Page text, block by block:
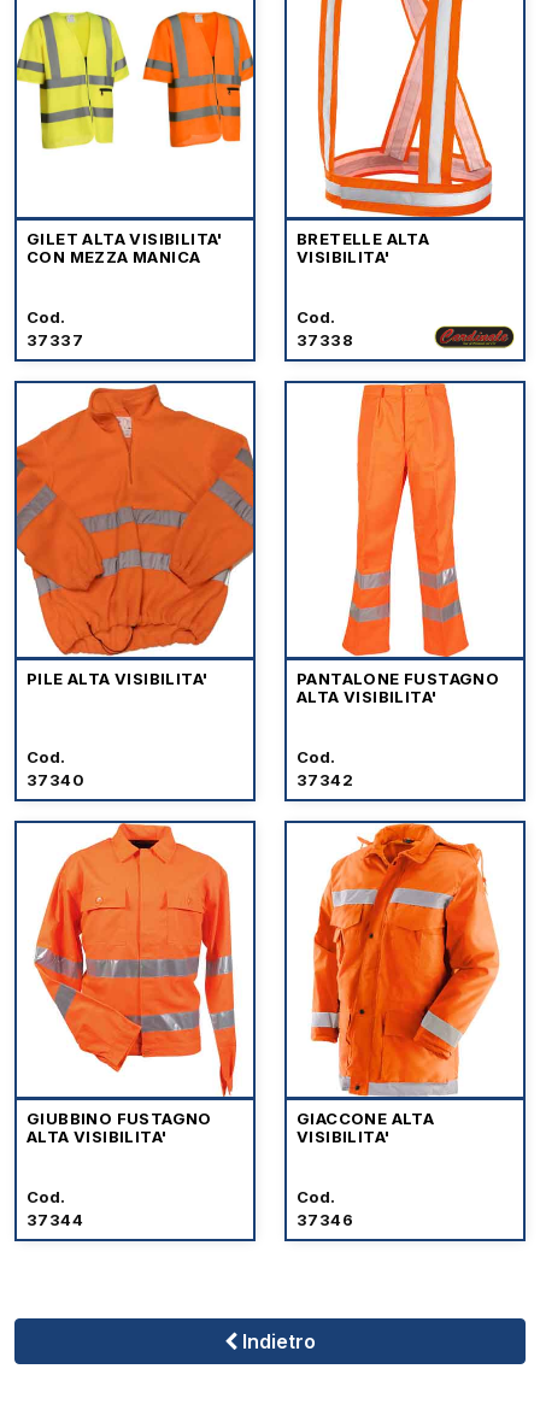
Indietro
GILET ALTA VISIBILITA'
CON MEZZA MANICA
Cod.
37337
BRETELLE ALTA
VISIBILITA'
Cod.
37338
PILE ALTA VISIBILITA'
Cod.
37340
PANTALONE FUSTAGNO
ALTA VISIBILITA'
Cod.
37342
GIUBBINO FUSTAGNO
ALTA VISIBILITA'
Cod.
37344
GIACCONE ALTA
VISIBILITA'
Cod.
37346